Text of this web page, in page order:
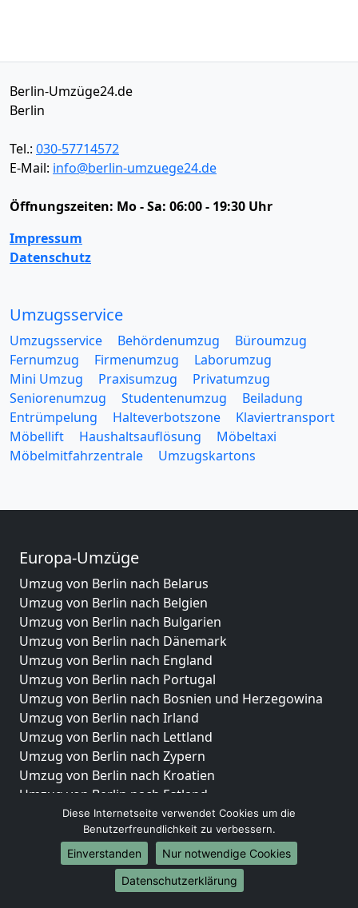
Berlin-Umzüge24.de
Berlin
Tel.: 030-57714572
E-Mail: info@berlin-umzuege24.de
Öffnungszeiten: Mo - Sa: 06:00 - 19:30 Uhr
Impressum
Datenschutz
Umzugsservice
Umzugsservice Behördenumzug
Büroumzug
Fernumzug
Firmenumzug
Laborumzug
Mini Umzug
Praxisumzug
Privatumzug
Seniorenumzug
Studentenumzug
Beiladung
Entrümpelung
Halteverbotszone
Klaviertransport
Möbellift
Haushaltsauflösung
Möbeltaxi
Möbelmitfahrzentrale
Umzugskartons
Europa-Umzüge
Umzug von Berlin nach Belarus
Umzug von Berlin nach Belgien
Umzug von Berlin nach Bulgarien
Umzug von Berlin nach Dänemark
Umzug von Berlin nach England
Umzug von Berlin nach Portugal
Umzug von Berlin nach Bosnien und Herzegowina
Umzug von Berlin nach Irland
Umzug von Berlin nach Lettland
Umzug von Berlin nach Zypern
Umzug von Berlin nach Kroatien
Umzug von Berlin nach Estland
Umzug von Berlin nach Finnland
Umzug von Berlin nach Frankreich
Umzug von Berlin nach Griechenland
Umzug von Berlin nach Italien
Umzug von Berlin nach Liechtenstein
Diese Internetseite verwendet Cookies um die
Benutzerfreundlichkeit zu verbessern.
Einverstanden
Nur notwendige Cookies
Datenschutzerklärung